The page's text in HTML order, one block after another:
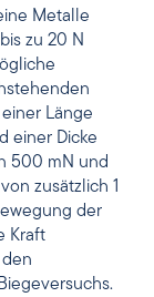
entwickelt,
härtere
Metalle
zu 20 N
Länge
einer Dicke
500 mN und
zusätzlich 1
der